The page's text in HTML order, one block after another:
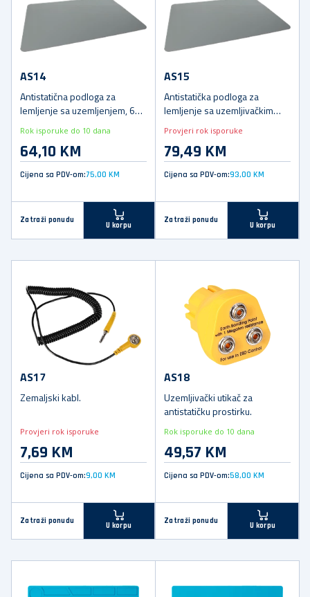
AS14
Antistatična podloga za
lemljenje sa uzemljenjem, 60 x
Rok isporuke do 10 dana
64,10 KM
Cijena sa PDV-om:75,00 KM
Zatraži ponudu
U korpu
AS15
Antistatička podloga za
lemljenje sa uzemljivačkim
Provjeri rok isporuke
79,49 KM
Cijena sa PDV-om:93,00 KM
Zatraži ponudu
U korpu
AS17
Zemaljski kabl.
Provjeri rok isporuke
7,69 KM
Cijena sa PDV-om:9,00 KM
Zatraži ponudu
U korpu
AS18
Uzemljivački utikač za
antistatičku prostirku.
Rok isporuke do 10 dana
49,57 KM
Cijena sa PDV-om:58,00 KM
Zatraži ponudu
U korpu